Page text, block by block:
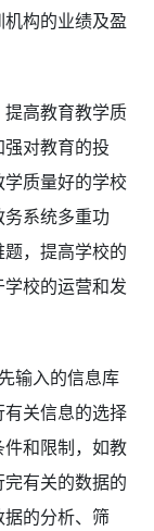
构的业绩及盈
高教育教学质
对教育的投
质量好的学校
系统多重功
，提高学校的
校的运营和发
输入的信息库
关信息的选择
和限制，如教
有关的数据的
的分析、筛